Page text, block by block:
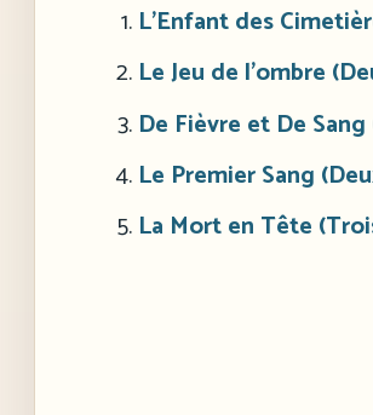
L’Enfant des
Le Jeu de l’ombre
De Fièvre et De
Le Premier Sang
La Mort en Tête